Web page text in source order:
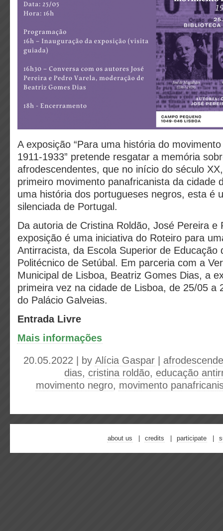
A exposição “Para uma história do
1911-1933” pretende resgatar a memória
afrodescendentes, que no início do século
primeiro movimento panafricanista da cidade
uma história dos portugueses negros, esta é
silenciada de Portugal.
Da autoria de Cristina Roldão, José Pereira e
exposição é uma iniciativa do Roteiro para
Antirracista, da Escola Superior de Educação
Politécnico de Setúbal. Em parceria com a
Municipal de Lisboa, Beatriz Gomes Dias, a
primeira vez na cidade de Lisboa, de 25/05 a
do Palácio Galveias.
Entrada Livre
Mais informações
20.05.2022 | by Alícia Gaspar
dias, cristina roldão, educação
movimento negro, movimento
about us credits participate